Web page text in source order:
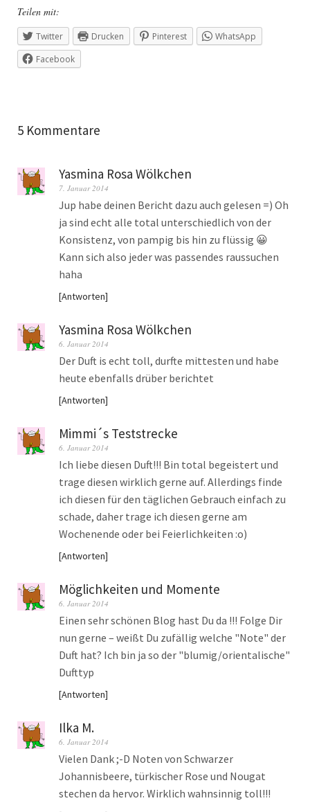
Teilen mit:
Twitter Drucken Pinterest
WhatsApp
Facebook
5 Kommentare
Yasmina Rosa Wölkchen
7. Januar 2014
Jup habe deinen Bericht dazu auch gelesen =) Oh
ja sind echt alle total unterschiedlich von der
Konsistenz, von pampig bis hin zu flüssig 😀
Kann sich also jeder was passendes raussuchen
haha
Antworten
Yasmina Rosa Wölkchen
6. Januar 2014
Der Duft is echt toll, durfte mittesten und habe
heute ebenfalls drüber berichtet
Antworten
Mimmi´s Teststrecke
6. Januar 2014
Ich liebe diesen Duft!!! Bin total begeistert und
trage diesen wirklich gerne auf. Allerdings finde
ich diesen für den täglichen Gebrauch einfach zu
schade, daher trage ich diesen gerne am
Wochenende oder bei Feierlichkeiten :o)
Antworten
Möglichkeiten und Momente
6. Januar 2014
Einen sehr schönen Blog hast Du da !!! Folge Dir
nun gerne – weißt Du zufällig welche "Note" der
Duft hat? Ich bin ja so der "blumig/orientalische"
Dufttyp
Antworten
Ilka M.
6. Januar 2014
Vielen Dank ;-D Noten von Schwarzer
Johannisbeere, türkischer Rose und Nougat
stechen da hervor. Wirklich wahnsinnig toll!!!